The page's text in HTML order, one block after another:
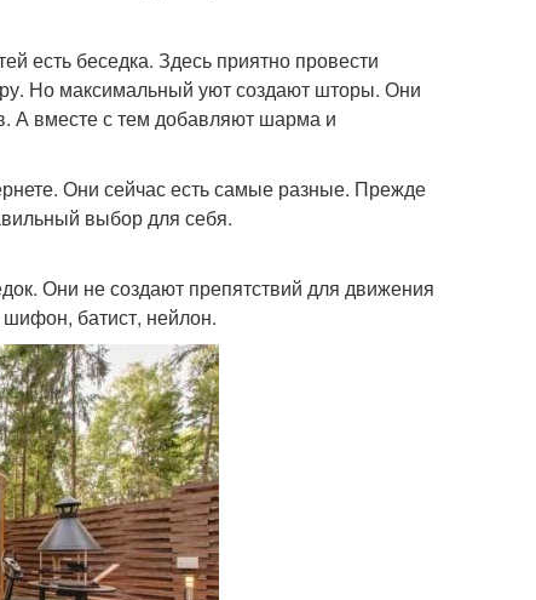
есть беседка. Здесь приятно провести
Но максимальный уют создают шторы. Они
А вместе с тем добавляют шарма и
Они сейчас есть самые разные. Прежде
выбор для себя.
Они не создают препятствий для движения
шифон, батист, нейлон.